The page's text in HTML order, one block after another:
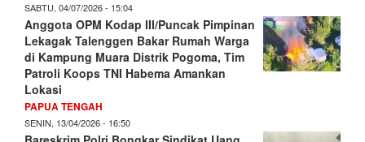
SABTU, 04/07/2026 - 15:04
Anggota OPM Kodap III/Puncak Pimpinan
Lekagak Talenggen Bakar Rumah Warga
di Kampung Muara Distrik Pogoma, Tim
Patroli Koops TNI Habema Amankan
Lokasi
PAPUA TENGAH
SENIN, 13/04/2026 - 16:50